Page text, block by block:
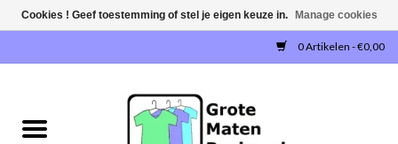
0 Artikelen - €0,00
NIEUW!
Cookies ! Geef toestemming of stel je eigen keuze in. Manage cookies